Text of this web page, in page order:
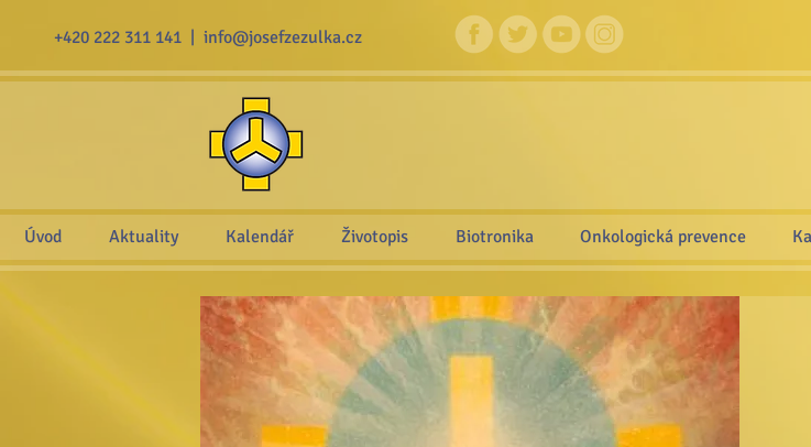
+420 222 311 141 | info@josefzezulka.cz
Úvod Aktuality Kalendář Životopis Biotronika Onkologická prevence